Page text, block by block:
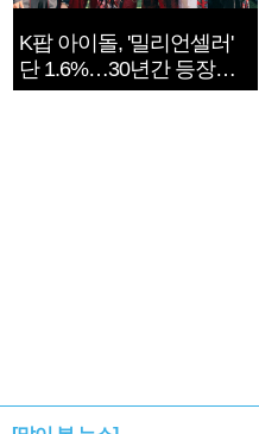
K팝 아이돌, '밀리언셀러'
단 1.6%…30년간 등장
1182개팀 전수조사